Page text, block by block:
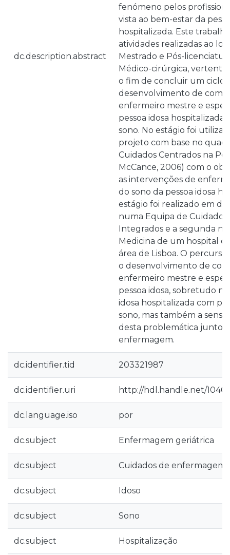
dc.description.abstract
fenómeno pelos
vista ao bem-estar da
hospitalizada. Este
atividades realizadas ao
Mestrado e Pós-
Médico-cirúrgica, vertente
o fim de concluir um ciclo
desenvolvimento de
enfermeiro mestre e
pessoa idosa hospitalizada
sono. No estágio foi
projeto com base no
Cuidados Centrados na
McCance, 2006) com o
as intervenções de
do sono da pessoa idosa
estágio foi realizado em
numa Equipa de
Integrados e a segunda
Medicina de um hospital
área de Lisboa. O
o desenvolvimento de
enfermeiro mestre e
pessoa idosa, sobretudo
idosa hospitalizada com
sono, mas também a
desta problemática junto
enfermagem.
dc.identifier.tid 203321987
dc.identifier.uri http://hdl.handle.net/
dc.language.iso por
dc.subject Enfermagem geriátrica
dc.subject Cuidados de enfermagem
dc.subject Idoso
dc.subject Sono
dc.subject Hospitalização